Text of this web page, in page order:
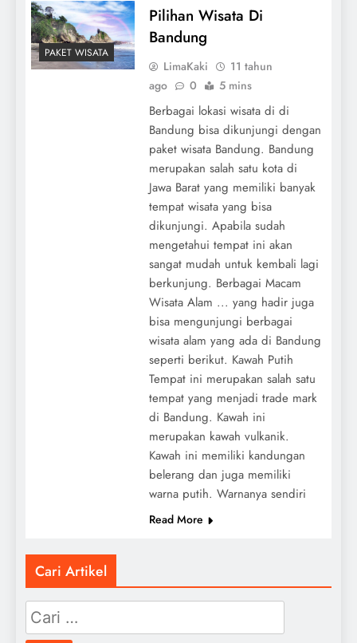
PAKET WISATA
Pilihan Wisata Di
Bandung
LimaKaki
11 tahun
ago
0 5 mins
Berbagai lokasi wisata di di
Bandung bisa dikunjungi dengan
paket wisata Bandung. Bandung
merupakan salah satu kota di
Jawa Barat yang memiliki banyak
tempat wisata yang bisa
dikunjungi. Apabila sudah
mengetahui tempat ini akan
sangat mudah untuk kembali lagi
berkunjung. Berbagai Macam
Wisata Alam ... yang hadir juga
bisa mengunjungi berbagai
wisata alam yang ada di Bandung
seperti berikut. Kawah Putih
Tempat ini merupakan salah satu
tempat yang menjadi trade mark
di Bandung. Kawah ini
merupakan kawah vulkanik.
Kawah ini memiliki kandungan
belerang dan juga memiliki
warna putih. Warnanya sendiri
Read More
Cari Artikel
Cari
untuk: